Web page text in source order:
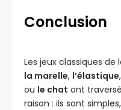
Conclusion
Les jeux classiques
la marelle, l’élastique,
ou le chat ont
raison : ils sont